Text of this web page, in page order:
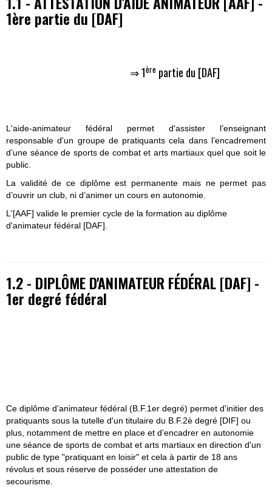
1ère partie du [DAF]
⇒1ère partie du [DAF]
L'aide-animateur fédéral permet d'assister l’enseignant
responsable d'un groupe de pratiquants cela dans l’encadrement
d’une séance de sports de combat et arts martiaux quel que soit le
public.
La validité de ce diplôme est permanente mais ne permet pas
d’ouvrir un club, ni d’animer un cours en autonomie.
L'[AAF] valide le premier cycle de la formation au diplôme
d'animateur fédéral [DAF].
1.2 - DIPLÔME D'ANIMATEUR FÉDÉRAL [DAF] -
1er degré fédéral
Ce diplôme d’animateur fédéral (B.F.1er degré) permet d'initier des
pratiquants sous la tutelle d'un titulaire du B.F.2è degré [DIF] ou
plus, notamment de mettre en place et d’encadrer en autonomie
une séance de sports de combat et arts martiaux en direction d'un
public de type "pratiquant en loisir" et cela à partir de 18 ans
révolus et sous réserve de posséder une attestation de
secourisme.